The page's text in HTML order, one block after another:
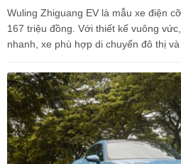
Wuling Zhiguang EV là mẫu xe điện
167 triệu đồng. Với thiết kế vuông
nhanh, xe phù hợp di chuyển đô thị